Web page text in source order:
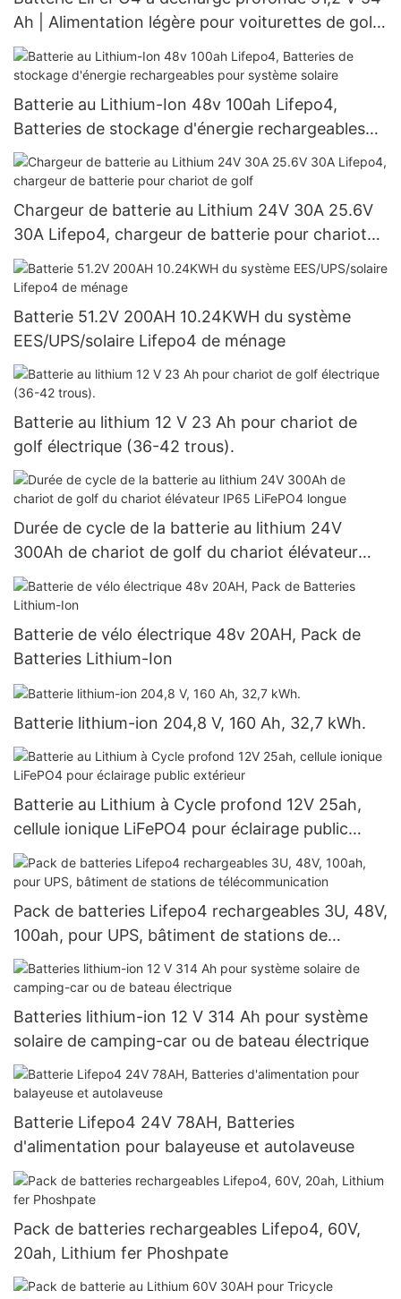
Ah | Alimentation légère pour voiturettes de golf,
bateaux et véhicules utilitaires
Batterie au Lithium-Ion 48v 100ah Lifepo4,
Batteries de stockage d'énergie rechargeables
pour système solaire
Chargeur de batterie au Lithium 24V 30A 25.6V
30A Lifepo4, chargeur de batterie pour chariot
de golf
Batterie 51.2V 200AH 10.24KWH du système
EES/UPS/solaire Lifepo4 de ménage
Batterie au lithium 12 V 23 Ah pour chariot de
golf électrique (36-42 trous).
Durée de cycle de la batterie au lithium 24V
300Ah de chariot de golf du chariot élévateur
IP65 LiFePO4 longue
Batterie de vélo électrique 48v 20AH, Pack de
Batteries Lithium-Ion
Batterie lithium-ion 204,8 V, 160 Ah, 32,7 kWh.
Batterie au Lithium à Cycle profond 12V 25ah,
cellule ionique LiFePO4 pour éclairage public
extérieur
Pack de batteries Lifepo4 rechargeables 3U, 48V,
100ah, pour UPS, bâtiment de stations de
télécommunication
Batteries lithium-ion 12 V 314 Ah pour système
solaire de camping-car ou de bateau électrique
Batterie Lifepo4 24V 78AH, Batteries
d'alimentation pour balayeuse et autolaveuse
Pack de batteries rechargeables Lifepo4, 60V,
20ah, Lithium fer Phoshpate